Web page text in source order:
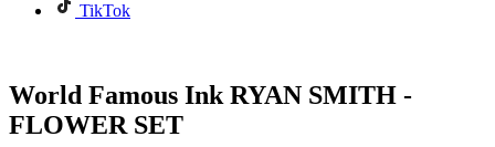
TikTok
World Famous Ink RYAN SMITH -
FLOWER SET